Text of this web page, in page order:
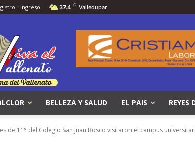
- Ingreso 37.4 C Valledupar
BELLEZA Y SALUD EL PAIS REYES
de 11° del Colegio San Juan Bosco visitaron el campus